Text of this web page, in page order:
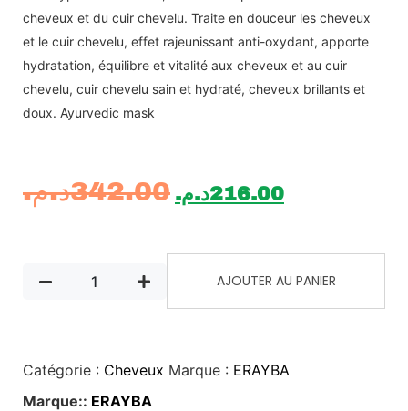
cheveux et du cuir chevelu. Traite en douceur les cheveux
et le cuir chevelu, effet rajeunissant anti-oxydant, apporte
hydratation, équilibre et vitalité aux cheveux et au cuir
chevelu, cuir chevelu sain et hydraté, cheveux brillants et
doux. Ayurvedic mask
342.00د.م. 216.00د.م.
AJOUTER AU PANIER
Catégorie : Cheveux Marque : ERAYBA
Marque:: ERAYBA